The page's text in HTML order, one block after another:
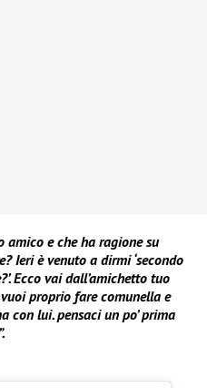
e che ha ragione su
Ieri è venuto a dirmi ‘secondo
Ecco vai dall’amichetto tuo
proprio fare comunella e
con lui. pensaci un po’ prima